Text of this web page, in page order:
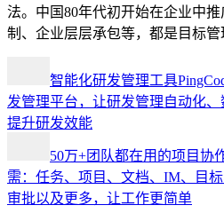
法。中国80年代初开始在企业中
制、企业层层承包等，都是目标管
智能化研发管理工具
发管理平台，让研发管理自动化
提升研发效能
50万+团队都在用的项目协
需：任务、项目、文档、IM、目
审批以及更多，让工作更简单